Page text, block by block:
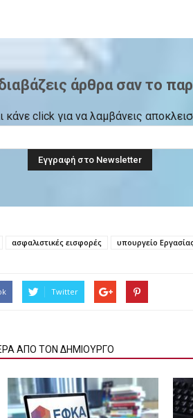
άρθρα σαν το
κάνε click για να λαμβάνεις
ασφαλιστικές εισφορές υπουργείο
Twitter
ΑΠΟ ΤΟΝ ΔΗΜΙΟΥΡΓΟ